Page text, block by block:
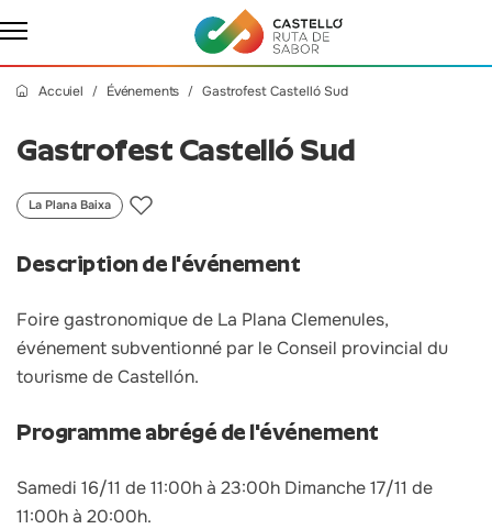
Accuiel Événements Gastrofest Castelló Sud
Gastrofest Castelló Sud
La Plana Baixa
Description de l'événement
Foire gastronomique de La Plana Clemenules,
événement subventionné par le Conseil provincial du
tourisme de Castellón.
Programme abrégé de l'événement
Samedi 16/11 de 11:00h à 23:00h Dimanche 17/11 de
11:00h à 20:00h.